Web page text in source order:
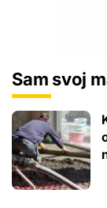
Sam svoj